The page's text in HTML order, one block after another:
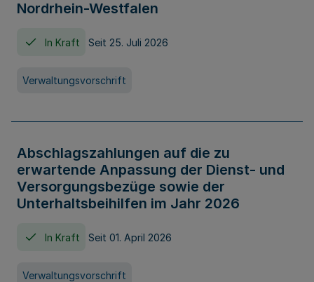
Nordrhein-Westfalen
In Kraft Seit 25. Juli 2026
Verwaltungsvorschrift
Abschlagszahlungen auf die zu
erwartende Anpassung der Dienst- und
Versorgungsbezüge sowie der
Unterhaltsbeihilfen im Jahr 2026
In Kraft Seit 01. April 2026
Verwaltungsvorschrift